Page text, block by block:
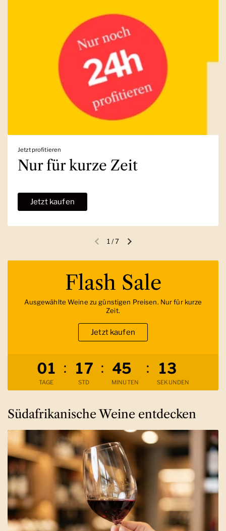
Jetzt profitieren
Nur für kurze Zeit
Jetzt kaufen
Vorherige FolieNächste Folie
1 /7
Verbleibende Zeit
01
TAGE
: 17
STD
: 45
MINUTEN
: 12
SEKUNDEN
Flash Sale
Ausgewählte Weine zu günstigen Preisen. Nur für kurze
Zeit.
Jetzt kaufen
Südafrikanische Weine entdecken